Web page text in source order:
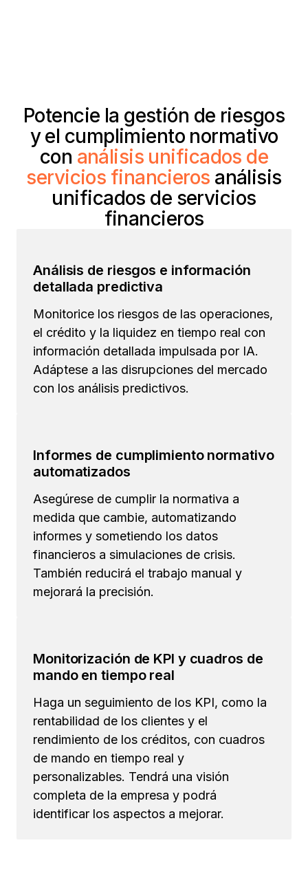
Potencie la gestión de riesgos
y el cumplimiento normativo
con análisis unificados de
servicios financieros análisis
unificados de servicios
financieros
Análisis de riesgos e información
detallada predictiva
Monitorice los riesgos de las operaciones,
el crédito y la liquidez en tiempo real con
información detallada impulsada por IA.
Adáptese a las disrupciones del mercado
con los análisis predictivos.
Informes de cumplimiento normativo
automatizados
Asegúrese de cumplir la normativa a
medida que cambie, automatizando
informes y sometiendo los datos
financieros a simulaciones de crisis.
También reducirá el trabajo manual y
mejorará la precisión.
Monitorización de KPI y cuadros de
mando en tiempo real
Haga un seguimiento de los KPI, como la
rentabilidad de los clientes y el
rendimiento de los créditos, con cuadros
de mando en tiempo real y
personalizables. Tendrá una visión
completa de la empresa y podrá
identificar los aspectos a mejorar.